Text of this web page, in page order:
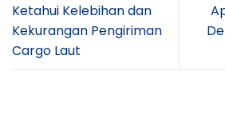
Ketahui Kelebihan dan
Kekurangan Pengiriman
Cargo Laut